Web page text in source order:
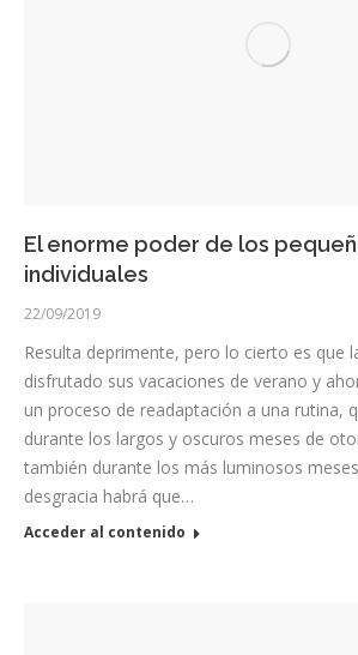
El enorme poder de los
individuales
22/09/2019
Resulta deprimente, pero lo cierto es que
disfrutado sus vacaciones de verano y
un proceso de readaptación a una rutina,
durante los largos y oscuros meses de
también durante los más luminosos
desgracia habrá que…
Acceder al contenido